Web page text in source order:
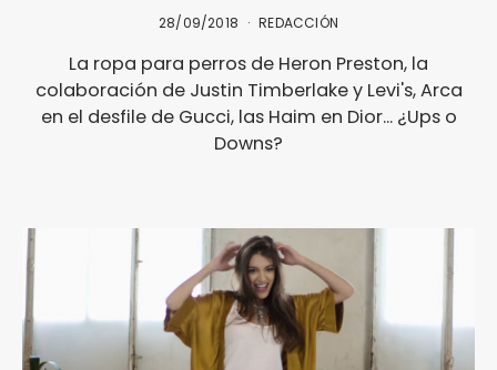
28/09/2018 REDACCIÓN
La ropa para perros de Heron Preston, la
colaboración de Justin Timberlake y Levi's, Arca
en el desfile de Gucci, las Haim en Dior... ¿Ups o
Downs?